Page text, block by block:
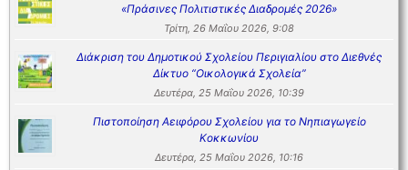
«Πράσινες Πολιτιστικές Διαδρομές 2026»
Τρίτη, 26 Μαΐου 2026, 9:08
Διάκριση του Δημοτικού Σχολείου Περιγιαλίου στο Διεθνές
Δίκτυο “Οικολογικά Σχολεία”
Δευτέρα, 25 Μαΐου 2026, 10:39
Πιστοποίηση Αειφόρου Σχολείου για το Νηπιαγωγείο
Κοκκωνίου
Δευτέρα, 25 Μαΐου 2026, 10:16